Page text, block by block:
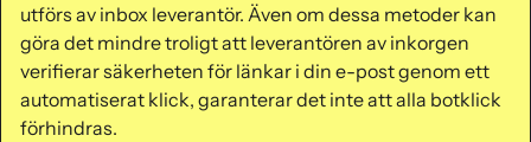
utförs av inbox leverantör. Även om dessa metoder kan
göra det mindre troligt att leverantören av inkorgen
verifierar säkerheten för länkar i din e-post genom ett
automatiserat klick, garanterar det inte att alla botklick
förhindras.